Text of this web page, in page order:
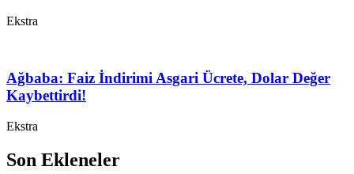
Ekstra
Ağbaba: Faiz İndirimi Asgari Ücrete, Dolar Değer
Kaybettirdi!
Ekstra
Son Ekleneler